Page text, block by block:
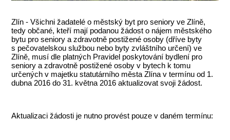
Zlín - Všichni žadatelé o městský byt pro seniory ve Zlíně,
tedy občané, kteří mají podanou žádost o nájem městského
bytu pro seniory a zdravotně postižené osoby (dříve byty
s pečovatelskou službou nebo byty zvláštního určení) ve
Zlíně, musí dle platných Pravidel poskytování bydlení pro
seniory a zdravotně postižené osoby v bytech k tomu
určených v majetku statutárního města Zlína v termínu od 1.
dubna 2016 do 31. května 2016 aktualizovat svoji žádost.
Aktualizaci žádosti je nutno provést pouze v daném termínu: